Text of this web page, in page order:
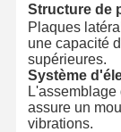
Structure de
Plaques
une capacité
supérieures.
Système
assure un
vibrations.